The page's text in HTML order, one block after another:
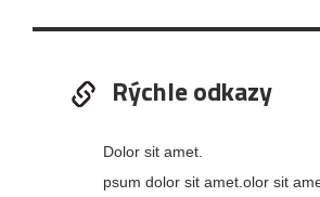
Rýchle odkazy
Dolor sit amet.
psum dolor sit amet.olor sit